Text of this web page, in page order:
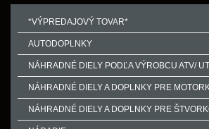
*VÝPREDAJOVÝ TOVAR*
AUTODOPLNKY
NÁHRADNÉ DIELY PODĽA VÝROBCU ATV/
NÁHRADNÉ DIELY A DOPLNKY PRE
NÁHRADNÉ DIELY A DOPLNKY PRE